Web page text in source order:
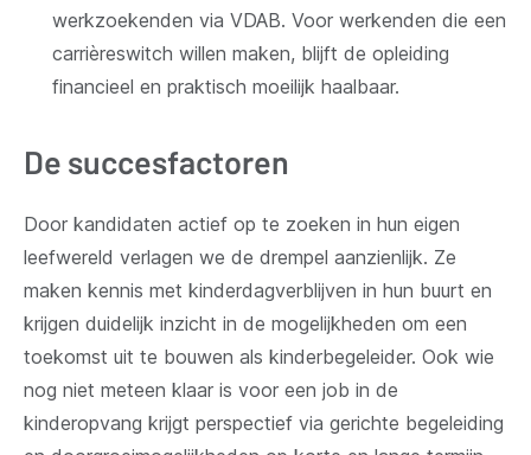
werkzoekenden via VDAB. Voor werkenden die een
carrièreswitch willen maken, blijft de opleiding
financieel en praktisch moeilijk haalbaar.
De succesfactoren
Door kandidaten actief op te zoeken in hun eigen
leefwereld verlagen we de drempel aanzienlijk. Ze
maken kennis met kinderdagverblijven in hun buurt en
krijgen duidelijk inzicht in de mogelijkheden om een
toekomst uit te bouwen als kinderbegeleider. Ook wie
nog niet meteen klaar is voor een job in de
kinderopvang krijgt perspectief via gerichte begeleiding